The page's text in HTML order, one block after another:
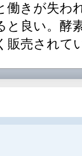
働きが失わ
と良い。酵
販売されて